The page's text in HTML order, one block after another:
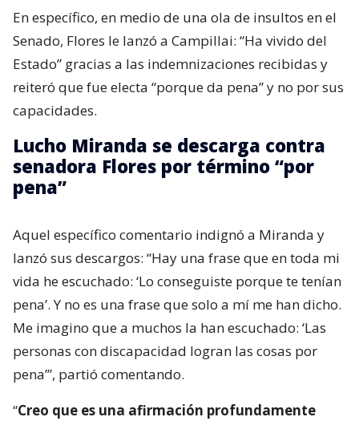
En específico, en medio de una ola de insultos en el
Senado, Flores le lanzó a Campillai: “Ha vivido del
Estado” gracias a las indemnizaciones recibidas y
reiteró que fue electa “porque da pena” y no por sus
capacidades.
Lucho Miranda se descarga contra
senadora Flores por término “por
pena”
Aquel específico comentario indignó a Miranda y
lanzó sus descargos: “Hay una frase que en toda mi
vida he escuchado: ‘Lo conseguiste porque te tenían
pena’. Y no es una frase que solo a mí me han dicho.
Me imagino que a muchos la han escuchado: ‘Las
personas con discapacidad logran las cosas por
pena’”, partió comentando.
“Creo que es una afirmación profundamente